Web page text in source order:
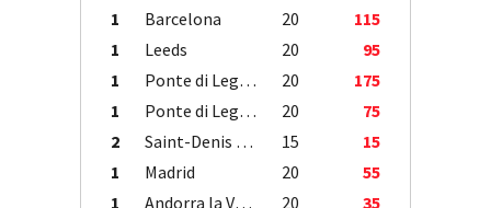
1
Barcelona 20
115
1
Leeds 20
95
1
Ponte di Legno 20
175
1
Ponte di Legno 20
75
2
Saint-Denis / Île de la Réunion 15
15
1
Madrid 20
55
1
Andorra la Vella 20 35